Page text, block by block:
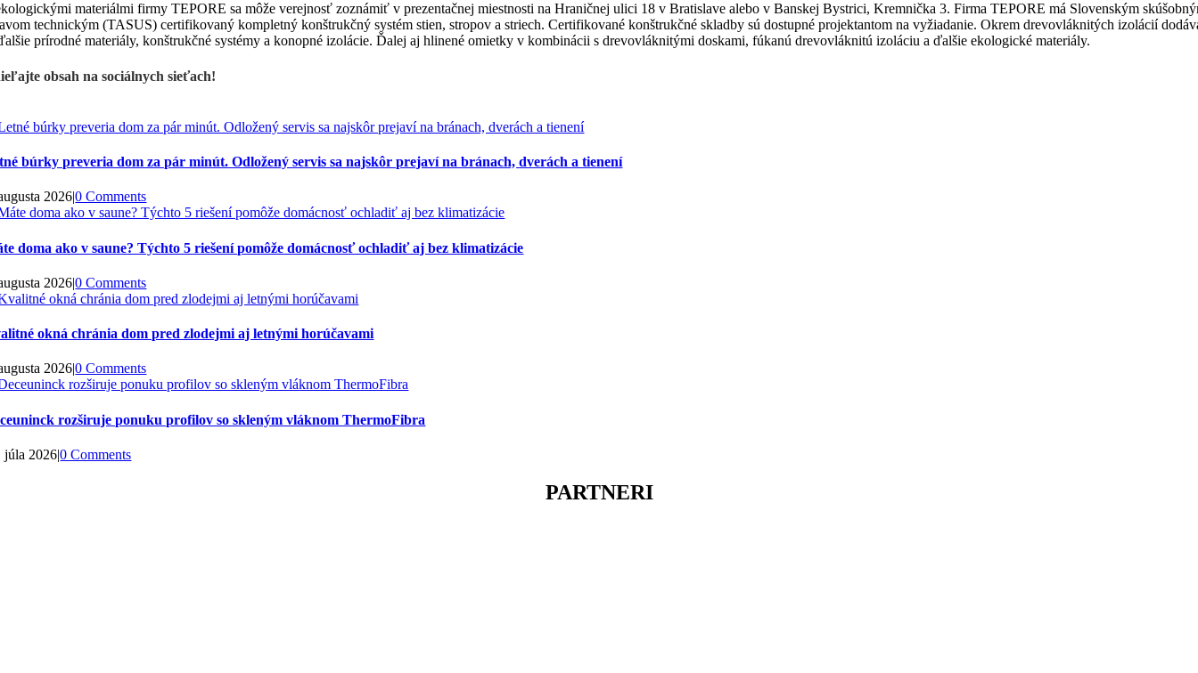
materiálmi firmy TEPORE sa môže verejnosť zoznámiť v prezentačnej miestnosti na Hraničnej ulici 18 v Bratislave alebo v Banskej Bystrici, Kremnička 3. Firma TEPORE má Slovenským
technickým (TASUS) certifikovaný kompletný konštrukčný systém stien, stropov a striech. Certifikované konštrukčné skladby sú dostupné projektantom na vyžiadanie. Okrem drevovláknitých izolácií
prírodné materiály, konštrukčné systémy a konopné izolácie. Ďalej aj hlinené omietky v kombinácii s drevovláknitými doskami, fúkanú drevovláknitú izoláciu a ďalšie ekologické materiály.
obsah na sociálnych sieťach!
búrky preveria dom za pár minút. Odložený servis sa najskôr prejaví na bránach, dverách a tienení
2026|0 Comments
doma ako v saune? Týchto 5 riešení pomôže domácnosť ochladiť aj bez klimatizácie
2026|0 Comments
okná chránia dom pred zlodejmi aj letnými horúčavami
2026|0 Comments
rozširuje ponuku profilov so skleným vláknom ThermoFibra
júla 2026|0 Comments
PARTNERI